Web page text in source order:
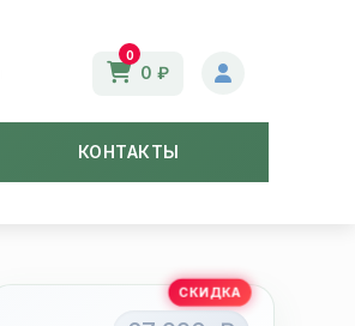
0
0 ₽
КОНТАКТЫ